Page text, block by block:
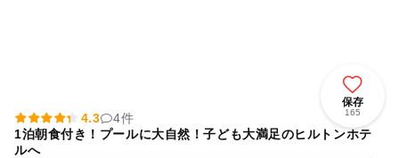
保存
165
4.3
4件
1泊朝食付き！プールに大自然！子ども大満足のヒルトンホテ
ルへ